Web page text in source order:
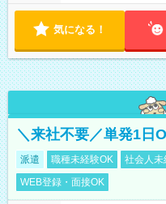
気になる！
＼来社不要／単発1日
派遣 職種未経験OK 社会人未
WEB登録・面接OK